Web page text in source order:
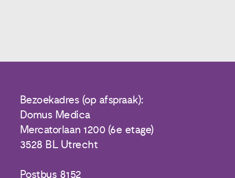
Bezoekadres (op afspraak):
Domus Medica
Mercatorlaan 1200 (6e etage)
3528 BL Utrecht
Postbus 8152